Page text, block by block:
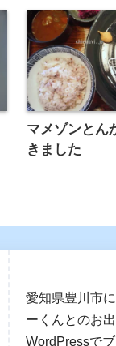
マメゾンとん
きました
愛知県豊川市
ーくんとのお
WordPressで